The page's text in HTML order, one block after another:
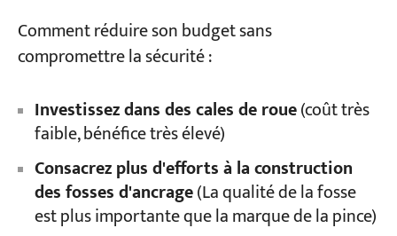
Comment réduire son budget sans
compromettre la sécurité :
Investissez dans des cales de roue(coût très
faible, bénéfice très élevé)
Consacrez plus d'efforts à la construction
des fosses d'ancrage(La qualité de la fosse
est plus importante que la marque de la pince)